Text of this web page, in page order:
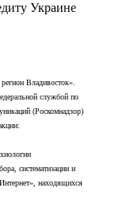
Украине
Владивосток».
службой по
(Роскомнадзор)
систематизации и
находящихся